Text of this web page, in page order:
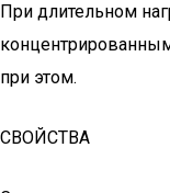
При длительном
при этом.
СВОЙСТВА